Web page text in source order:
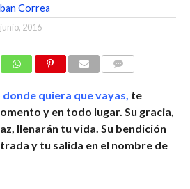
Correa
2016
quiera que vayas, te
y en todo lugar. Su gracia,
llenarán tu vida. Su bendición
y tu salida en el nombre de